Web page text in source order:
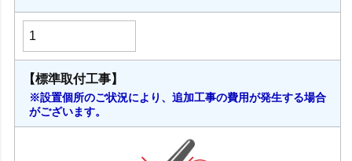
【標準取付工事】
※設置個所のご状況により、追加工事の費用が発生する場合
がございます。